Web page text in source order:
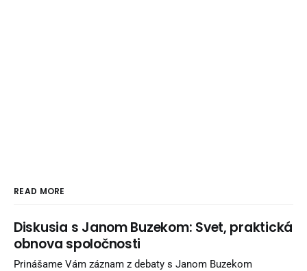
READ MORE
Diskusia s Janom Buzekom: Svet, praktická
obnova spoločnosti
Prinášame Vám záznam z debaty s Janom Buzekom